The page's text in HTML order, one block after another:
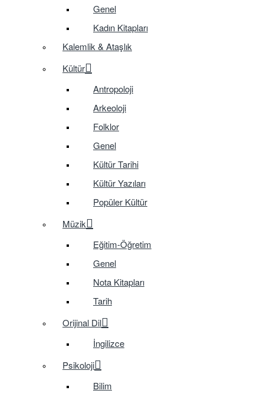
Genel
Kadın Kitapları
Kalemlik & Ataşlık
Kültür
Antropoloji
Arkeoloji
Folklor
Genel
Kültür Tarihi
Kültür Yazıları
Popüler Kültür
Müzik
Eğitim-Öğretim
Genel
Nota Kitapları
Tarih
Orijinal Dil
İngilizce
Psikoloji
Bilim